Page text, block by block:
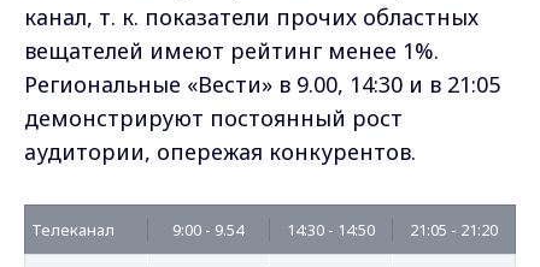
канал, т. к. показатели прочих областных
вещателей имеют рейтинг менее 1%.
Региональные «Вести» в 9.00, 14:30 и в 21:05
демонстрируют постоянный рост
аудитории, опережая конкурентов.
Телеканал 9:00 - 9.54 14:30 - 14:50 21:05 - 21:20